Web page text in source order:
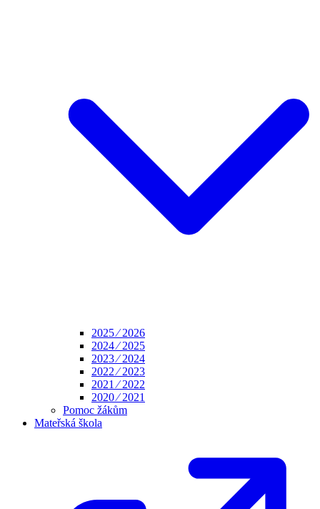
2025 ⁄ 2026
2024 ⁄ 2025
2023 ⁄ 2024
2022 ⁄ 2023
2021 ⁄ 2022
2020 ⁄ 2021
Pomoc žákům
Mateřská škola